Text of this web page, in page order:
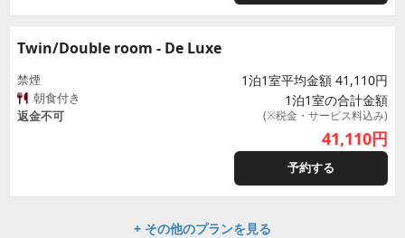
Twin/Double room - De Luxe
禁煙
朝食付き
返金不可
1泊1室平均金額 41,110円
1泊1室の合計金額
(※税金・サービス料込み)
41,110円
予約する
+ その他のプランを見る